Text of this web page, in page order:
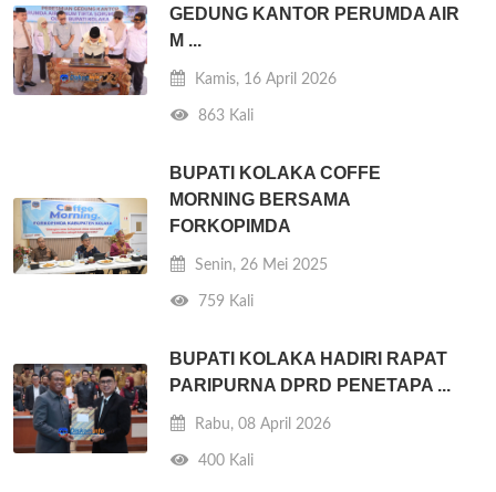
GEDUNG KANTOR PERUMDA AIR
M ...
Kamis, 16 April 2026
863 Kali
BUPATI KOLAKA COFFE
MORNING BERSAMA
FORKOPIMDA
Senin, 26 Mei 2025
759 Kali
BUPATI KOLAKA HADIRI RAPAT
PARIPURNA DPRD PENETAPA ...
Rabu, 08 April 2026
400 Kali